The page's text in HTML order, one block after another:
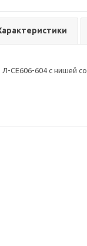
CE606-604 с нишей